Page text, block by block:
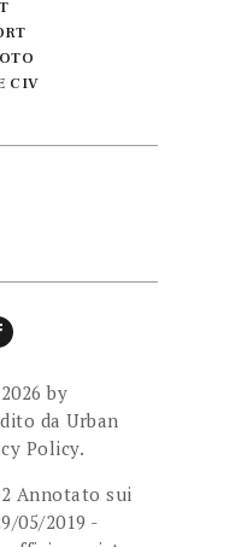
CIV
by
da Urban
Policy.
Annotato sui
05/2019 -